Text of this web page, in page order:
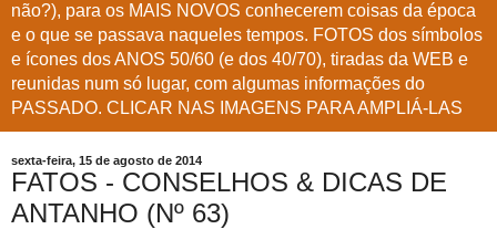
não?), para os MAIS NOVOS conhecerem coisas da época
e o que se passava naqueles tempos. FOTOS dos símbolos
e ícones dos ANOS 50/60 (e dos 40/70), tiradas da WEB e
reunidas num só lugar, com algumas informações do
PASSADO. CLICAR NAS IMAGENS PARA AMPLIÁ-LAS
sexta-feira, 15 de agosto de 2014
FATOS - CONSELHOS & DICAS DE
ANTANHO (Nº 63)